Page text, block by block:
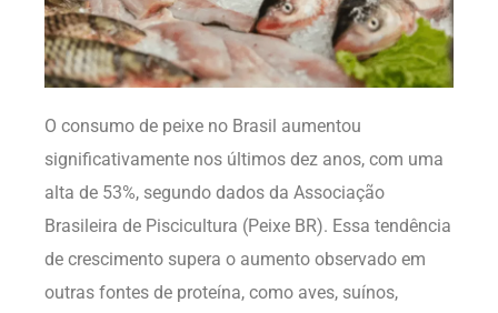
O consumo de peixe no Brasil aumentou
significativamente nos últimos dez anos, com uma
alta de 53%, segundo dados da Associação
Brasileira de Piscicultura (Peixe BR). Essa tendência
de crescimento supera o aumento observado em
outras fontes de proteína, como aves, suínos,